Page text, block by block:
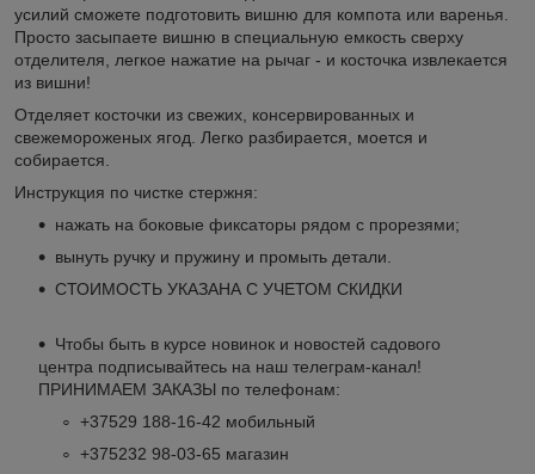
усилий сможете подготовить вишню для компота или варенья.
Просто засыпаете вишню в специальную емкость сверху
отделителя, легкое нажатие на рычаг - и косточка извлекается
из вишни!
Отделяет косточки из свежих, консервированных и
свежемороженых ягод. Легко разбирается, моется и
собирается.
Инструкция по чистке стержня:
нажать на боковые фиксаторы рядом с прорезями;
вынуть ручку и пружину и промыть детали.
СТОИМОСТЬ УКАЗАНА С УЧЕТОМ СКИДКИ
Чтобы быть в курсе новинок и новостей садового
центра подписывайтесь на наш телеграм-канал!
ПРИНИМАЕМ ЗАКАЗЫ по телефонам:
+37529 188-16-42 мобильный
+375232 98-03-65 магазин